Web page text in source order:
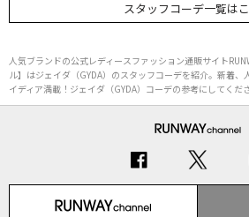
スタッフコーデ一覧は
人気ブランドの公式レディースファッション通販サイト
ル】はジェイダ（GYDA）のスタッフコーデを紹介。新着
イディア満載！ジェイダ（GYDA）コーデの参考にしてくだ